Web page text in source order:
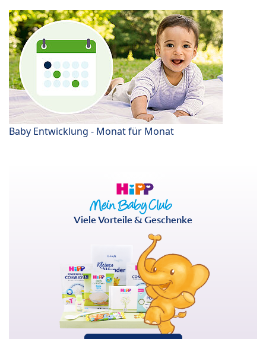
Baby Entwicklung - Monat für Monat
Viele Vorteile & Geschenke